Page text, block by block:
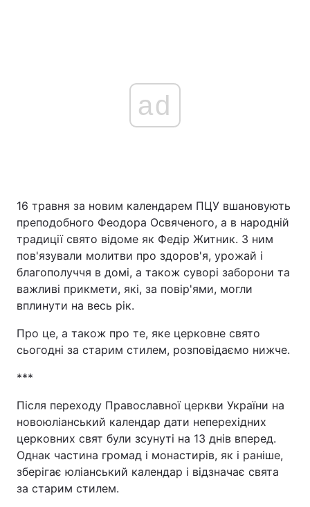
ad
16 травня за новим календарем ПЦУ вшановують
преподобного Феодора Освяченого, а в народній
традиції свято відоме як Федір Житник. З ним
пов'язували молитви про здоров'я, урожай і
благополуччя в домі, а також суворі заборони та
важливі прикмети, які, за повір'ями, могли
вплинути на весь рік.
Про це, а також про те, яке церковне свято
сьогодні за старим стилем, розповідаємо нижче.
***
Після переходу Православної церкви України на
новоюліанський календар дати неперехідних
церковних свят були зсунуті на 13 днів вперед.
Однак частина громад і монастирів, як і раніше,
зберігає юліанський календар і відзначає свята
за старим стилем.